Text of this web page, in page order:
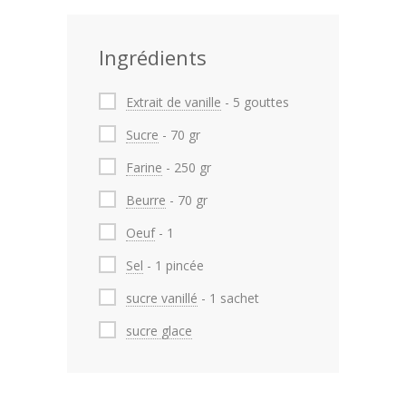
Ingrédients
Extrait de vanille - 5 gouttes
Sucre - 70 gr
Farine - 250 gr
Beurre - 70 gr
Oeuf- 1
Sel - 1 pincée
sucre vanillé - 1 sachet
sucre glace